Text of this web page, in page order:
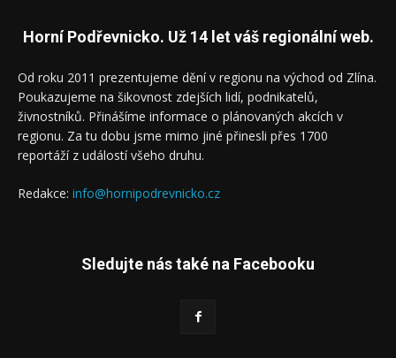
Horní Podřevnicko. Už 14 let váš regionální web.
Od roku 2011 prezentujeme dění v regionu na východ od Zlína.
Poukazujeme na šikovnost zdejších lidí, podnikatelů,
živnostníků. Přinášíme informace o plánovaných akcích v
regionu. Za tu dobu jsme mimo jiné přinesli přes 1700
reportáží z událostí všeho druhu.
Redakce: info@hornipodrevnicko.cz
Sledujte nás také na Facebooku